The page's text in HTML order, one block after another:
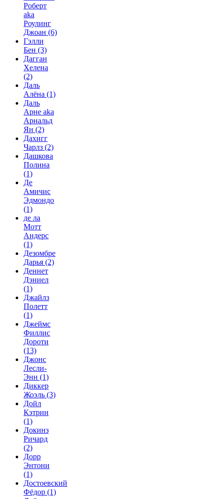
Роберт
aka
Роулинг
Джоан (6)
Гэлли
Бен (3)
Дагган
Хелена
(2)
Даль
Алёна (1)
Даль
Арне aka
Арнальд
Ян (2)
Дахигг
Чарлз (2)
Дашкова
Полина
(1)
Де
Амичис
Эдмондо
(1)
де ла
Мотт
Андерс
(1)
Дезомбре
Дарья (2)
Деннет
Дэниел
(1)
Джайлз
Полетт
(1)
Джеймс
Филлис
Дороти
(13)
Джонс
Лесли-
Энн (1)
Диккер
Жоэль (3)
Дойл
Кэтрин
(1)
Докинз
Ричард
(2)
Дорр
Энтони
(1)
Достоевский
Фёдор (1)